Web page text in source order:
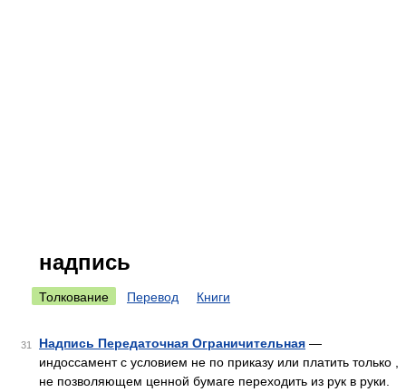
надпись
Толкование Перевод Книги
31 Надпись Передаточная Ограничительная —
индоссамент с условием не по приказу или платить только ,
не позволяющем ценной бумаге переходить из рук в руки.